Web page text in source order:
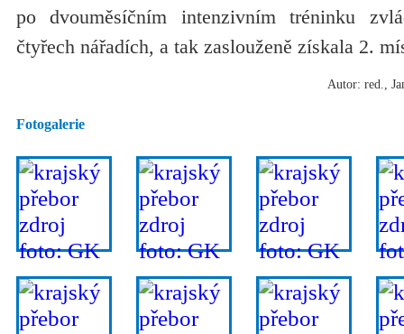
po dvouměsíčním intenzivním tréninku
čtyřech nářadích, a tak zaslouženě získala 2.
Autor: red.,
Fotogalerie